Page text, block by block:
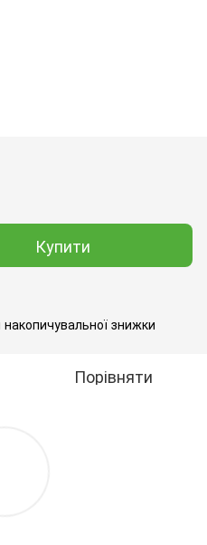
Купити
знижки
Порівняти